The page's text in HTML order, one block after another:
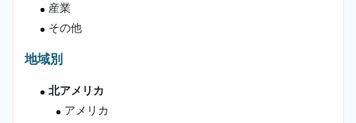
産業
その他
地域別
北アメリカ
アメリカ